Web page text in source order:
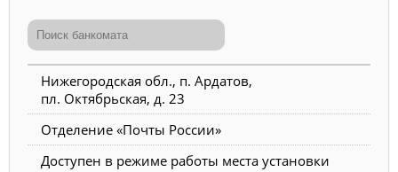
Нижегородская обл., п. Ардатов,
пл. Октябрьская, д. 23
Отделение «Почты России»
Доступен в режиме работы места установки